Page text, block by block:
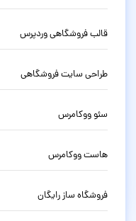
قالب فروشگاهی وردپرس
طراحی سایت فروشگاهی
سئو ووکامرس
هاست ووکامرس
فروشگاه ساز رایگان